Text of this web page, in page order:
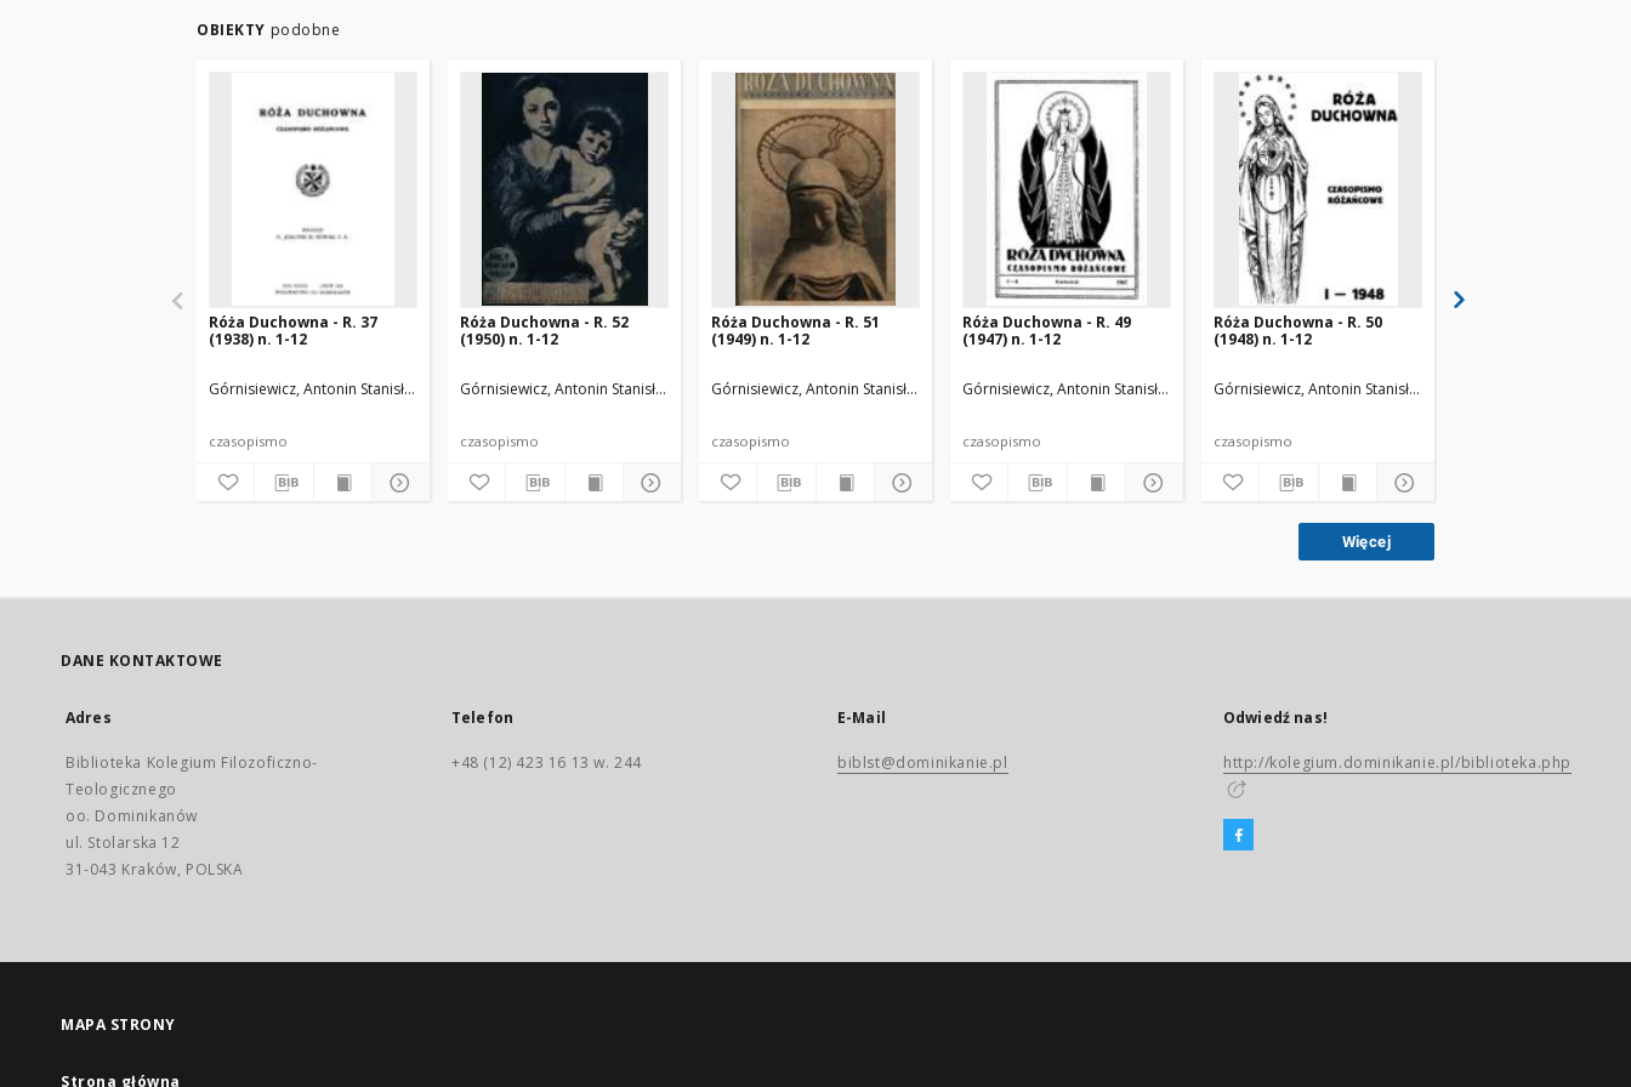
OBIEKTY podobne
Róża Duchowna - R. 37
(1938) n. 1-12
Górnisiewicz, Antonin Stanisław (1871-1948). Red.
czasopismo
Róża Duchowna - R. 52
(1950) n. 1-12
Górnisiewicz, Antonin Stanisław (1871-1948). Red.
czasopismo
Róża Duchowna - R. 51
(1949) n. 1-12
Górnisiewicz, Antonin Stanisław (1871-1948). Red.
czasopismo
Róża Duchowna - R. 49
(1947) n. 1-12
Górnisiewicz, Antonin Stanisław (1871-1948). Red.
czasopismo
Róża Duchowna - R. 50
(1948) n. 1-12
Górnisiewicz, Antonin Stanisław (1871-1948). Red.
czasopismo
Więcej
DANE KONTAKTOWE
Adres
Biblioteka Kolegium Filozoficzno-
Teologicznego
oo. Dominikanów
ul. Stolarska 12
31-043 Kraków, POLSKA
Telefon
+48 (12) 423 16 13 w. 244
E-Mail
biblst@dominikanie.pl
Odwiedź nas!
http://kolegium.dominikanie.pl/biblioteka.php
MAPA STRONY
Strona główna